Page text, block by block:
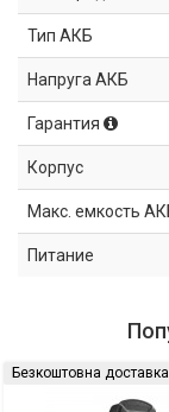
Тип АКБ
Напруга АКБ
Гарантия
Корпус
Макс. емкость
Питание
Безкоштовна доставка